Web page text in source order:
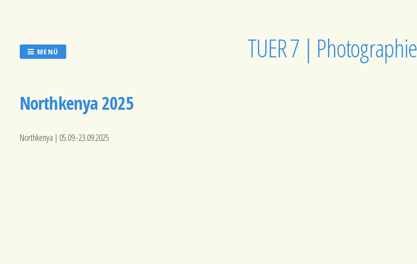
TUER 7 | Photographie
MENÜ
Northkenya 2025
Northkenya | 05.09.-23.09.2025